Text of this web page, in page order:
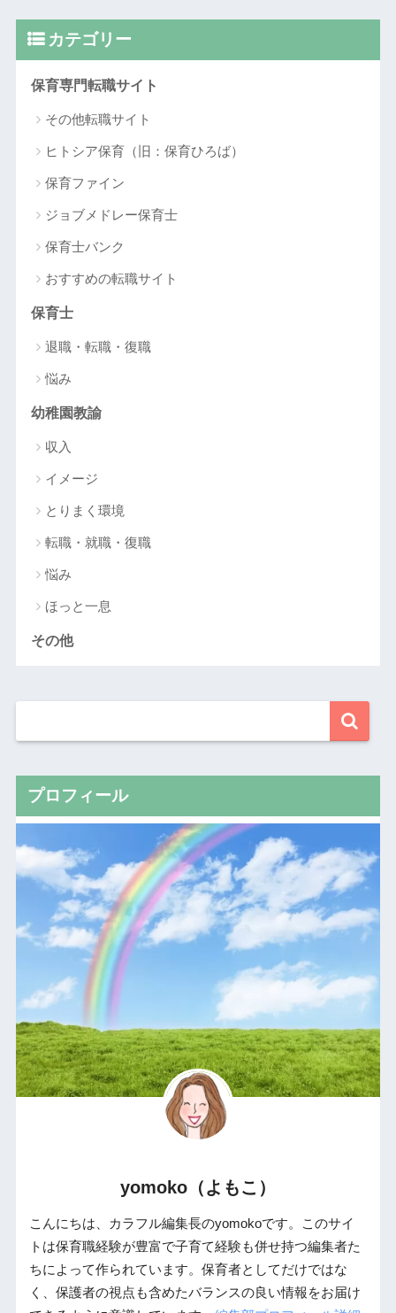
カテゴリー
保育専門転職サイト
その他転職サイト
ヒトシア保育（旧：保育ひろば）
保育ファイン
ジョブメドレー保育士
保育士バンク
おすすめの転職サイト
保育士
退職・転職・復職
悩み
幼稚園教諭
収入
イメージ
とりまく環境
転職・就職・復職
悩み
ほっと一息
その他
プロフィール
yomoko（よもこ）
こんにちは、カラフル編集長のyomokoです。このサイ
トは保育職経験が豊富で子育て経験も併せ持つ編集者た
ちによって作られています。保育者としてだけではな
く、保護者の視点も含めたバランスの良い情報をお届け